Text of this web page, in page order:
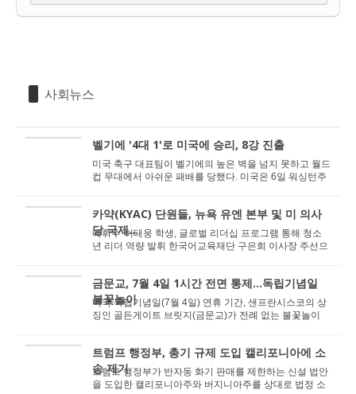
사회뉴스
벨기에 '4대 1'로 미국에 승리, 8강 진출
미국 축구 대표팀이 벨기에의 높은 벽을 넘지 못하고 월드
컵 무대에서 아쉬운 패배를 당했다. 미국은 6일 워싱턴주
카약(KYAC) 단원들, 뉴욕 유엔 본부 및 미 의사
당 국제...
예휘수·허태웅 학생, 글로벌 리더십 프로그램 통해 청소
년 리더 역량 발휘 한국어교육재단 구은희 이사장 주선으
금문교, 7월 4일 1시간 전면 통제...독립기념일
불꽃놀이
미국 독립기념일(7월 4일) 연휴 기간, 샌프란시스코의 상
징인 골든게이트 브릿지(금문교)가 전례 없는 불꽃놀이
트럼프 행정부, 총기 규제 도입 캘리포니아에 소
송 제기
트럼프 행정부가 반자동 화기 판매를 제한하는 신설 법안
을 도입한 캘리포니아주와 버지니아주를 상대로 법정 소